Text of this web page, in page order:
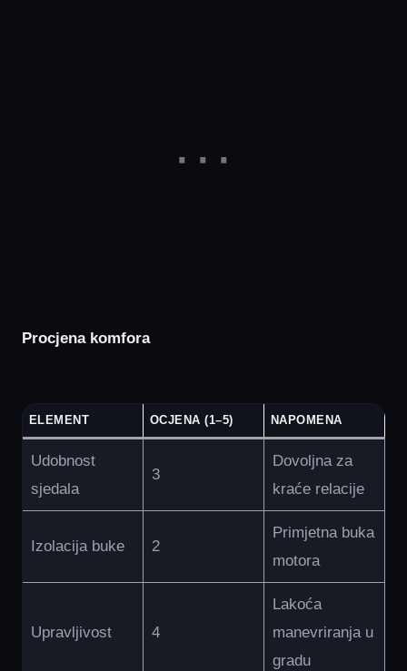
Procjena komfora
ELEMENT OCJENA (1–5) NAPOMENA
Udobnost
sjedala
3
Dovoljna za
kraće relacije
Izolacija buke 2
Primjetna buka
motora
Upravljivost 4
Lakoća
manevriranja u
gradu